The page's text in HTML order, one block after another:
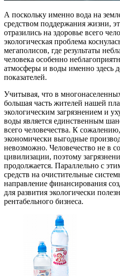
А поскольку именно вода на
средством поддержания жизни,
отразились на здоровье всего
экологическая проблема
мегаполисов, где результаты
человека особенно
атмосферы и воды именно здесь
показателей.
Учитывая, что в
большая часть жителей нашей
экологическим загрязнением и
воды является единственным
всего человечества. К
экономически выгодные
невозможно. Человечество не в
цивилизации, поэтому
продолжается. Параллельно с
средств на очистительные
направление финансирования
для развития экологически
рентабельного бизнеса.